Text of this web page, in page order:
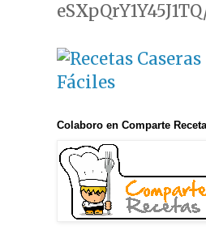
Colaboro en Comparte